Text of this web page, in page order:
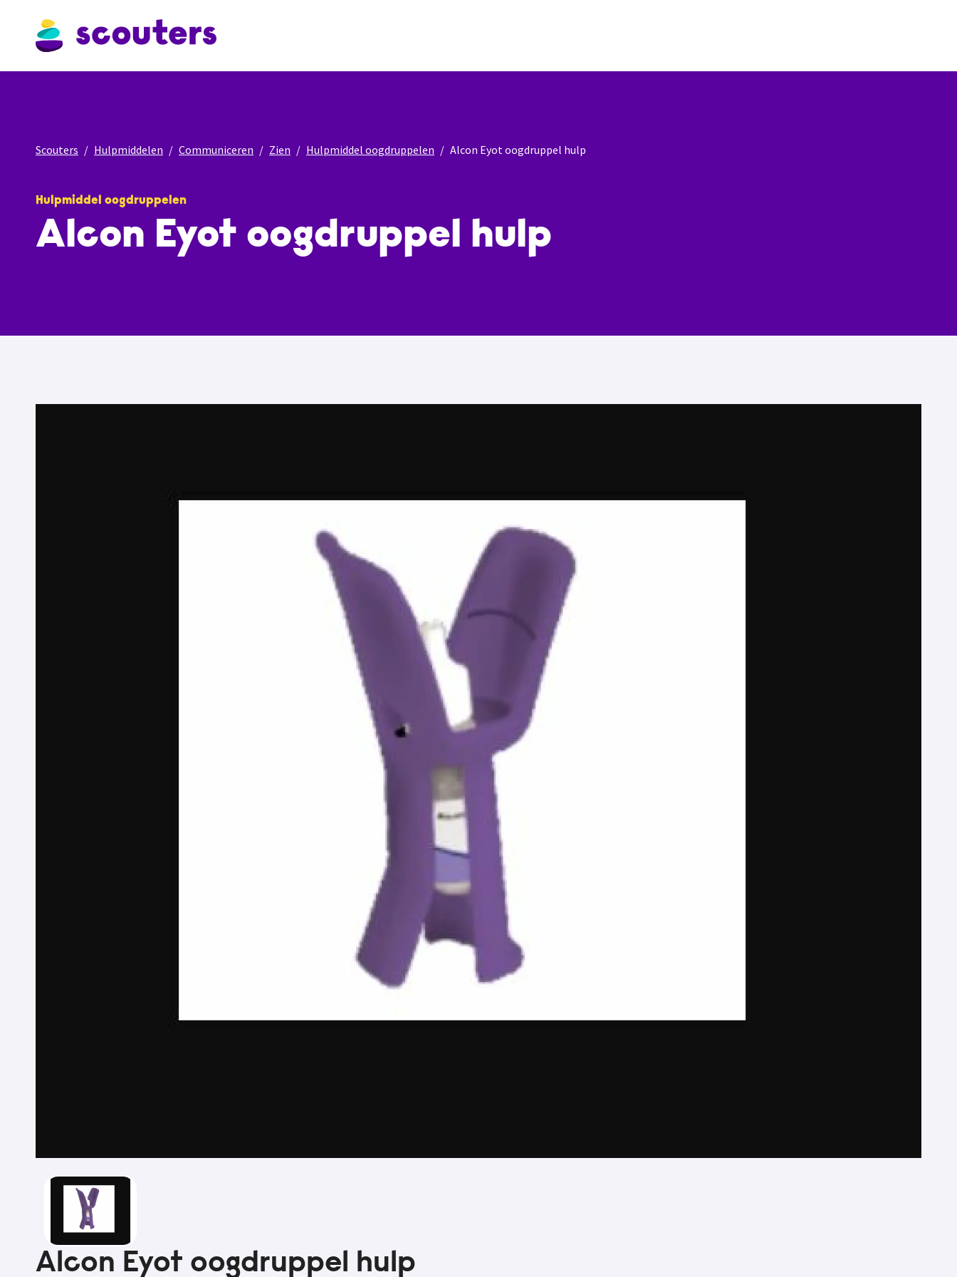
Scouters Hulpmiddelen Communiceren Zien Hulpmiddel oogdruppelen Alcon Eyot oogdruppel hulp
Hulpmiddel oogdruppelen
Alcon Eyot oogdruppel hulp
Alcon Eyot oogdruppel hulp